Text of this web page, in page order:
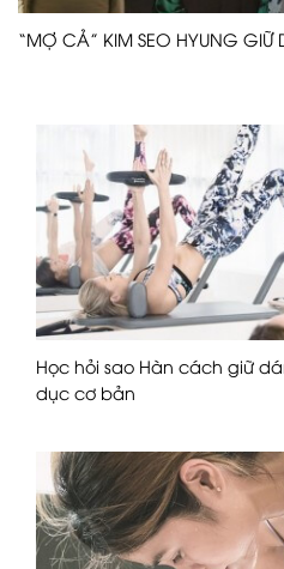
“MỢ CẢ” KIM SEO HYUNG GIỮ
Học hỏi sao Hàn cách giữ
dục cơ bản